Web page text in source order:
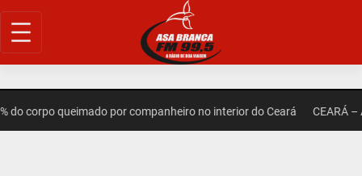
Pular
para
corpo queimado por companheiro no interior do Ceará CEARÁ –